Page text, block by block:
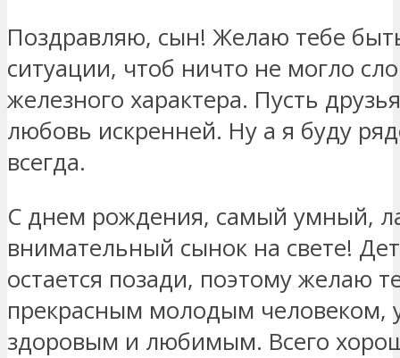
Поздравляю, сын! Желаю тебе
ситуации, чтоб ничто не могло
железного характера. Пусть
любовь искренней. Ну а я буду
всегда.
С днем рождения, самый умный,
внимательный сынок на свете!
остается позади, поэтому желаю
прекрасным молодым
здоровым и любимым. Всего